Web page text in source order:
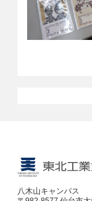
八木山キャンパス